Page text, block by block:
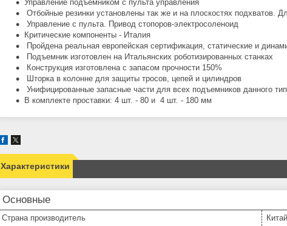
Управление подъемником с пульта управления
Отбойные резинки установлены так же и на плоскостях подхватов.
Управление с пульта. Привод стопоров-электросоленоид
Критические компоненты - Италия
Пройдена реальная европейская сертификация, статические и
Подъемник изготовлен на Итальянских роботизированных станках
Конструкция изготовлена с запасом прочности 150%
Шторка в колонне для защиты тросов, цепей и цилиндров
Унифицированные запасные части для всех подъемников данного
В комплекте проставки: 4 шт. - 80 и 4 шт. - 180 мм
Характеристики
Основные
Страна производитель
Китай